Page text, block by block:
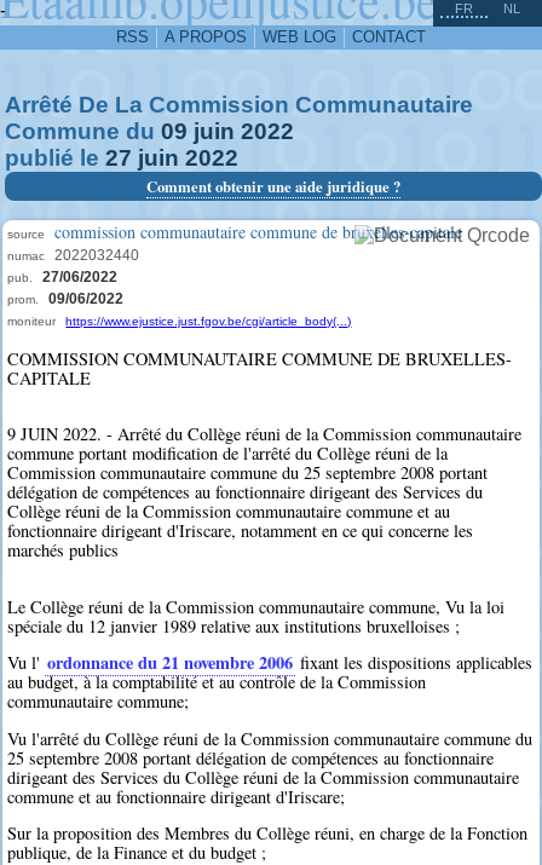
-
RSS A PROPOS WEB LOG CONTACT
FR NL
Arrêté De La Commission Communautaire
Commune du 09 juin 2022
publié le 27 juin 2022
Comment obtenir une aide juridique ?
source commission communautaire commune de bruxelles-capitale
numac 2022032440
pub. 27/06/2022
prom. 09/06/2022
moniteur https://www.ejustice.just.fgov.be/cgi/article_body(...)
COMMISSION COMMUNAUTAIRE COMMUNE DE BRUXELLES-
CAPITALE
9 JUIN 2022. - Arrêté du Collège réuni de la Commission communautaire
commune portant modification de l'arrêté du Collège réuni de la
Commission communautaire commune du 25 septembre 2008 portant
délégation de compétences au fonctionnaire dirigeant des Services du
Collège réuni de la Commission communautaire commune et au
fonctionnaire dirigeant d'Iriscare, notamment en ce qui concerne les
marchés publics
Le Collège réuni de la Commission communautaire commune, Vu la loi
spéciale du 12 janvier 1989 relative aux institutions bruxelloises ;
Vu l' ordonnance du 21 novembre 2006 fixant les dispositions applicables
au budget, à la comptabilité et au contrôle de la Commission
communautaire commune;
Vu l'arrêté du Collège réuni de la Commission communautaire commune du
25 septembre 2008 portant délégation de compétences au fonctionnaire
dirigeant des Services du Collège réuni de la Commission communautaire
commune et au fonctionnaire dirigeant d'Iriscare;
Sur la proposition des Membres du Collège réuni, en charge de la Fonction
publique, de la Finance et du budget ;
^